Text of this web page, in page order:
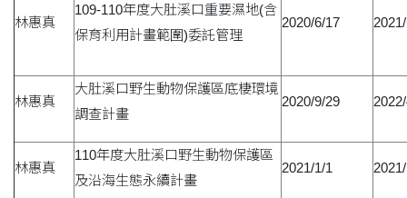
林惠真
109-110年度大肚溪口重要濕地(含
保育利用計畫範圍)委託管理
2020/6/17
林惠真
大肚溪口野生動物保護區底棲環境
調查計畫
2020/9/29
林惠真
110年度大肚溪口野生動物保護區
及沿海生態永續計畫
2021/1/1